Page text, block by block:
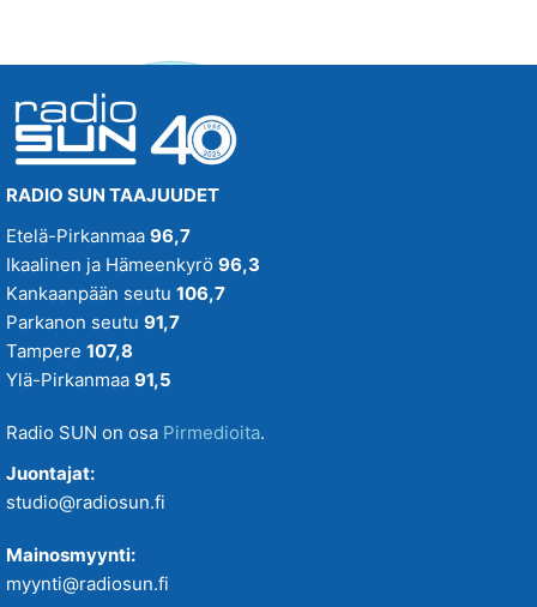
RADIO SUN TAAJUUDET
Etelä-Pirkanmaa 96,7
Ikaalinen ja Hämeenkyrö 96,3
Kankaanpään seutu 106,7
Parkanon seutu 91,7
Tampere 107,8
Ylä-Pirkanmaa 91,5
Radio SUN on osa Pirmedioita.
Juontajat:
studio@radiosun.fi
Mainosmyynti:
myynti@radiosun.fi